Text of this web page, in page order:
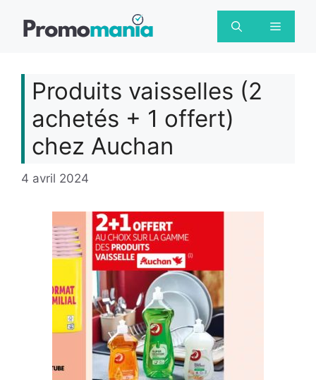
Menu
Produits vaisselles (2
achetés + 1 offert)
chez Auchan
4 avril 2024